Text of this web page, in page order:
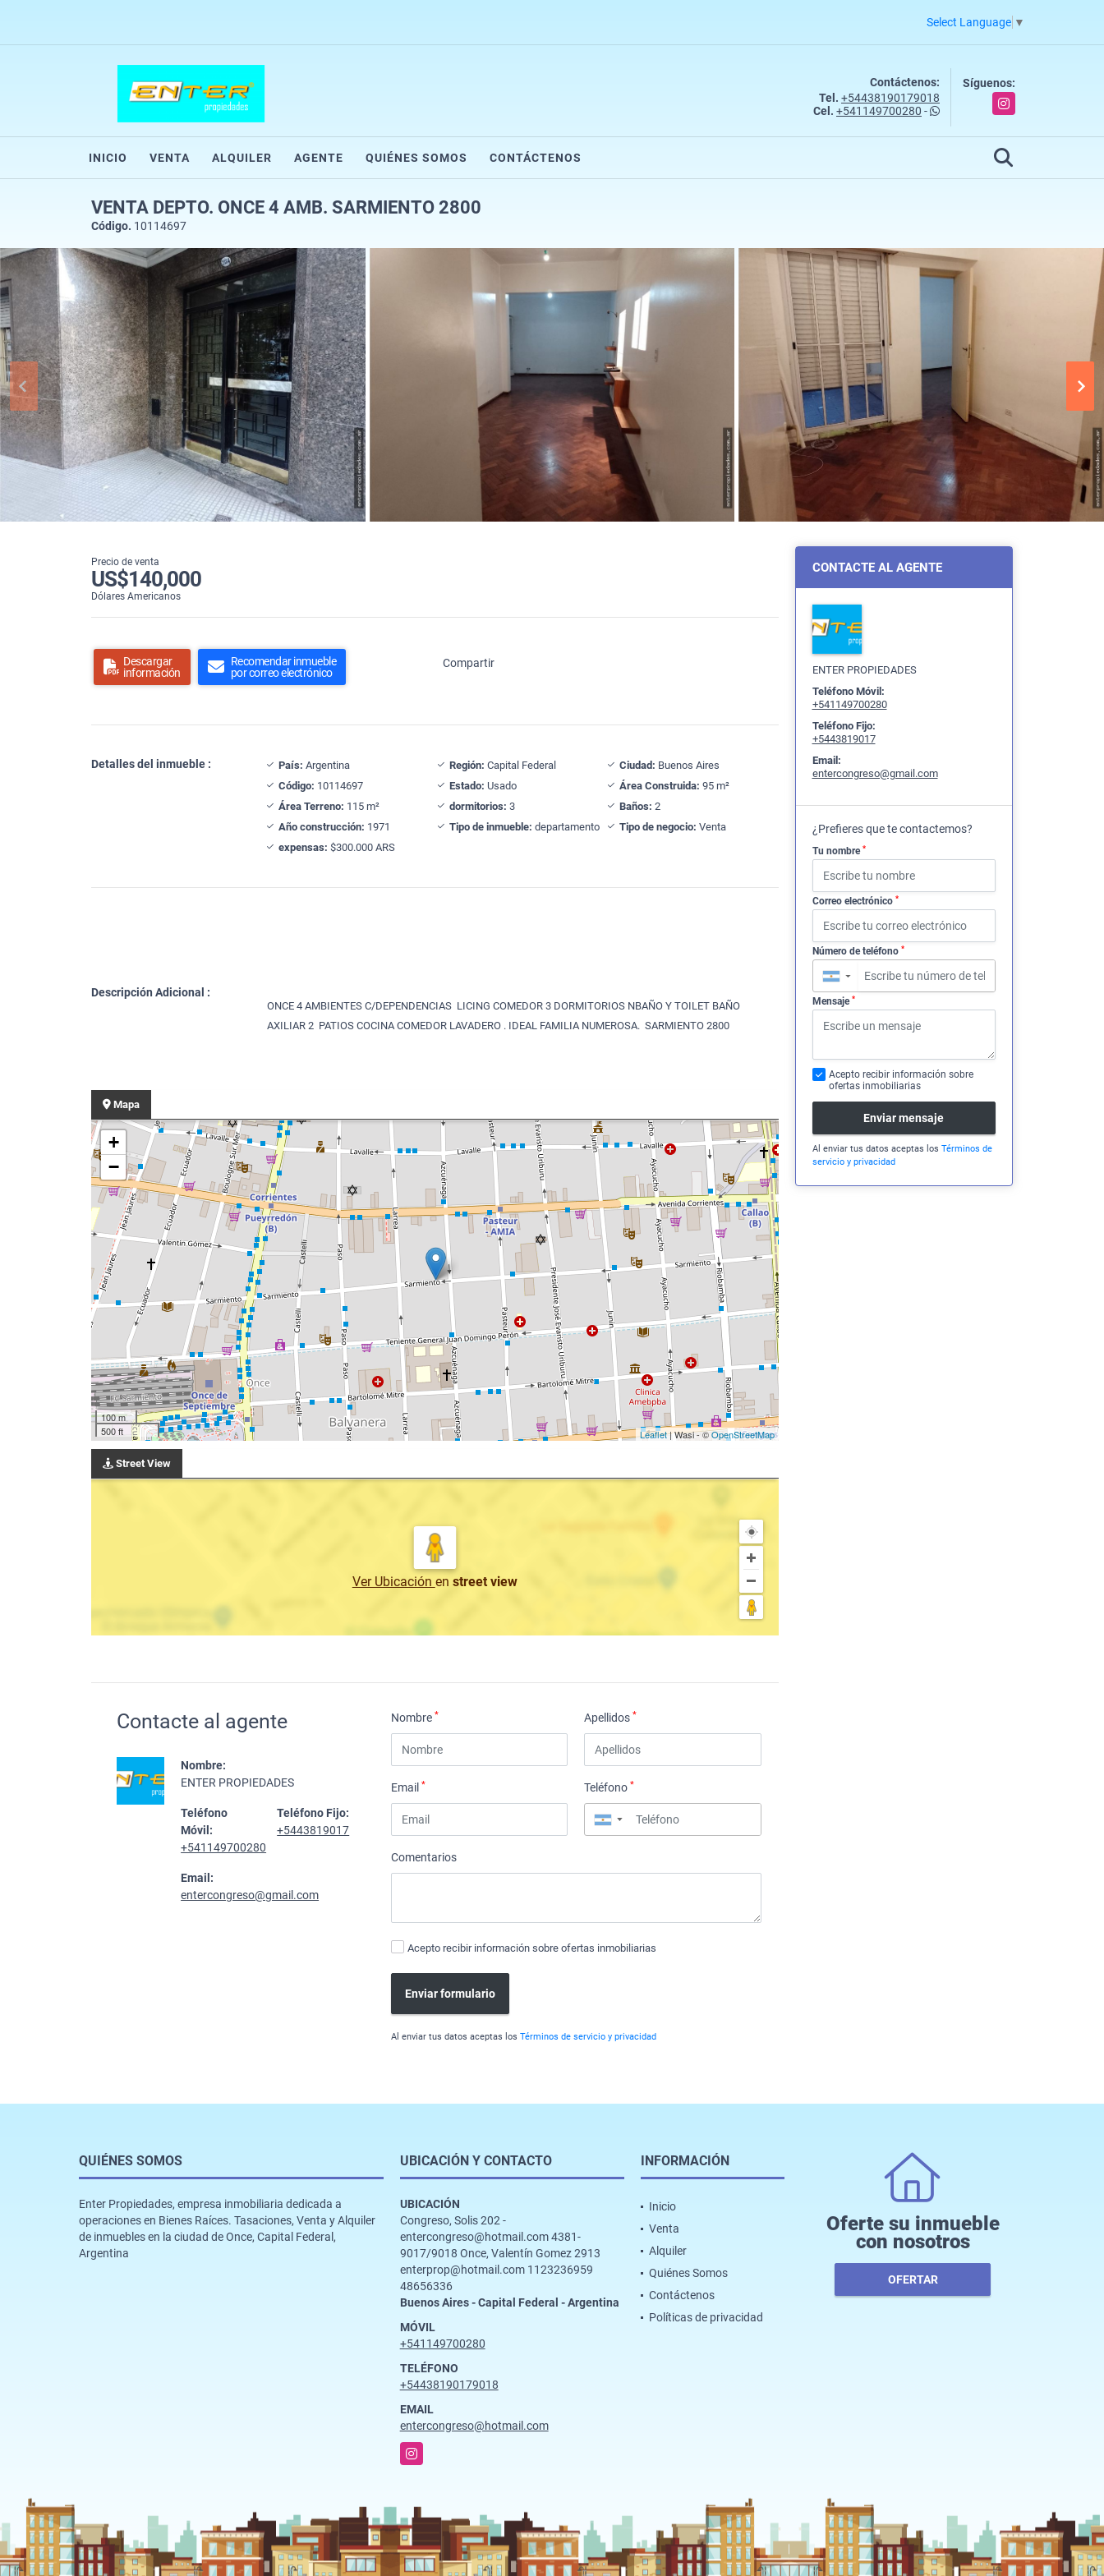
Select Language ▼
Contáctenos:
Tel. +54438190179018
Cel. +541149700280 -
Síguenos:
Instagram
INICIO VENTA ALQUILER AGENTE QUIÉNES SOMOS CONTÁCTENOS
VENTA DEPTO. ONCE 4 AMB. SARMIENTO 2800
Código. 10114697
Precio de venta
US$140,000
Dólares Americanos
Descargar
información
Recomendar inmueble
por correo electrónico
Compartir
Detalles del inmueble : País: Argentina Región: Capital Federal Ciudad: Buenos Aires
Código: 10114697 Estado: Usado Área Construida: 95 m²
Área Terreno: 115 m² dormitorios: 3 Baños: 2
Año construcción: 1971 Tipo de inmueble: departamento Tipo de negocio: Venta
expensas: $300.000 ARS
Descripción Adicional :
ONCE 4 AMBIENTES C/DEPENDENCIAS LICING COMEDOR 3 DORMITORIOS NBAÑO Y TOILET BAÑO
AXILIAR 2 PATIOS COCINA COMEDOR LAVADERO . IDEAL FAMILIA NUMEROSA. SARMIENTO 2800
Mapa
+
−
100 m
500 ft
Leaflet| Wasi - ©OpenStreetMap
Street View
Ver Ubicación en street view
Contacte al agente
Nombre:
ENTER PROPIEDADES
Teléfono
Móvil:
+541149700280
Teléfono Fijo:
+5443819017
Email:
entercongreso@gmail.com
Nombre* Apellidos*
Email* Teléfono*
▼
Comentarios
Acepto recibir información sobre ofertas inmobiliarias
Enviar formulario
Al enviar tus datos aceptas losTérminos de servicio y privacidad
CONTACTE AL AGENTE
ENTER PROPIEDADES
Teléfono Móvil:
+541149700280
Teléfono Fijo:
+5443819017
Email:
entercongreso@gmail.com
¿Prefieres que te contactemos?
Tu nombre *
Correo electrónico *
Número de teléfono *
▼
Mensaje *
Acepto recibir información sobre
ofertas inmobiliarias
Enviar mensaje
Al enviar tus datos aceptas los Términos de
servicio y privacidad
QUIÉNES SOMOS
Enter Propiedades, empresa inmobiliaria dedicada a
operaciones en Bienes Raíces. Tasaciones, Venta y Alquiler
de inmuebles en la ciudad de Once, Capital Federal,
Argentina
UBICACIÓN Y CONTACTO
UBICACIÓN
Congreso, Solis 202 -
entercongreso@hotmail.com 4381-
9017/9018 Once, Valentín Gomez 2913
enterprop@hotmail.com 1123236959
48656336
Buenos Aires - Capital Federal - Argentina
MÓVIL
+541149700280
TELÉFONO
+54438190179018
EMAIL
entercongreso@hotmail.com
Instagram
INFORMACIÓN
Inicio
Venta
Alquiler
Quiénes Somos
Contáctenos
Políticas de privacidad
Oferte su inmueble
con nosotros
OFERTAR